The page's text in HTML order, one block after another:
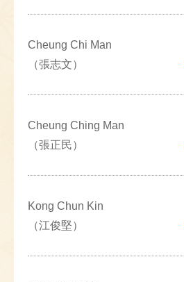
Cheung Chi Man
（張志文）
Cheung Ching Man
（張正民）
Kong Chun Kin
（江俊堅）